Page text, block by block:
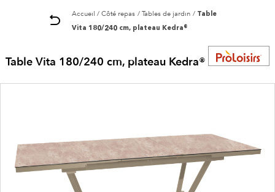
Accueil Côté repas Tables de jardin Table
Vita 180/240 cm, plateau Kedra®
Table Vita 180/240 cm, plateau Kedra®